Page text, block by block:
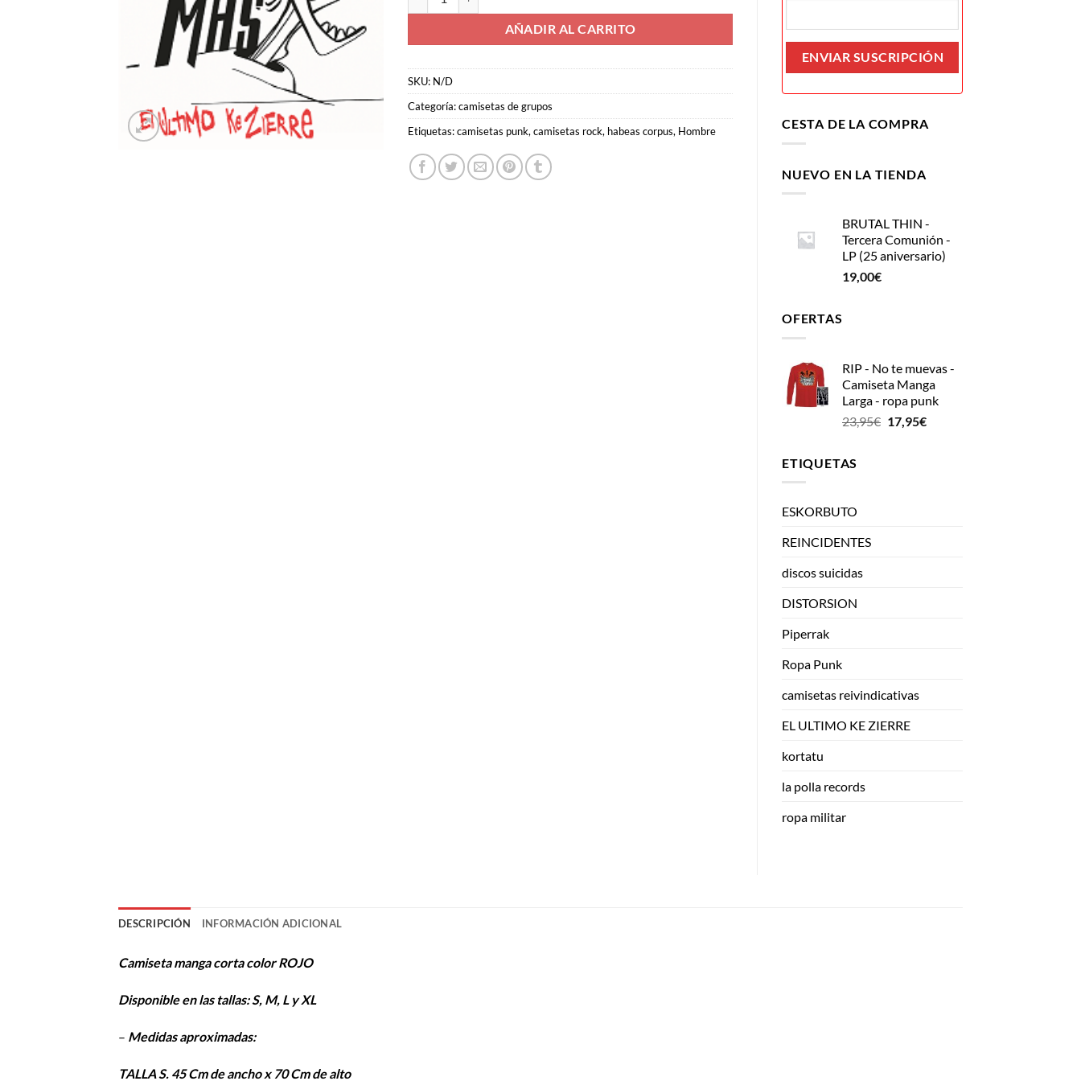
AÑADIR AL CARRITO
SKU: N/D
Categoría:camisetas de grupos
Etiquetas:camisetas punk, camisetas rock, habeas corpus, Hombre CESTA DE LA COMPRA
NUEVO EN LA TIENDA
BRUTAL THIN -
Tercera Comunión -
LP (25 aniversario)
19,00€
OFERTAS
RIP - No te muevas -
Camiseta Manga
Larga - ropa punk
23,95€ El
17,95€El
ETIQUETAS
ESKORBUTO
REINCIDENTES
discos suicidas
DISTORSION
Piperrak
Ropa Punk
camisetas reivindicativas
EL ULTIMO KE ZIERRE
kortatu
la polla records
ropa militar
DESCRIPCIÓN INFORMACIÓN ADICIONAL
Camiseta manga corta color ROJO
Disponible en las tallas: S, M, L y XL
– Medidas aproximadas:
TALLA S. 45 Cm de ancho x 70 Cm de alto